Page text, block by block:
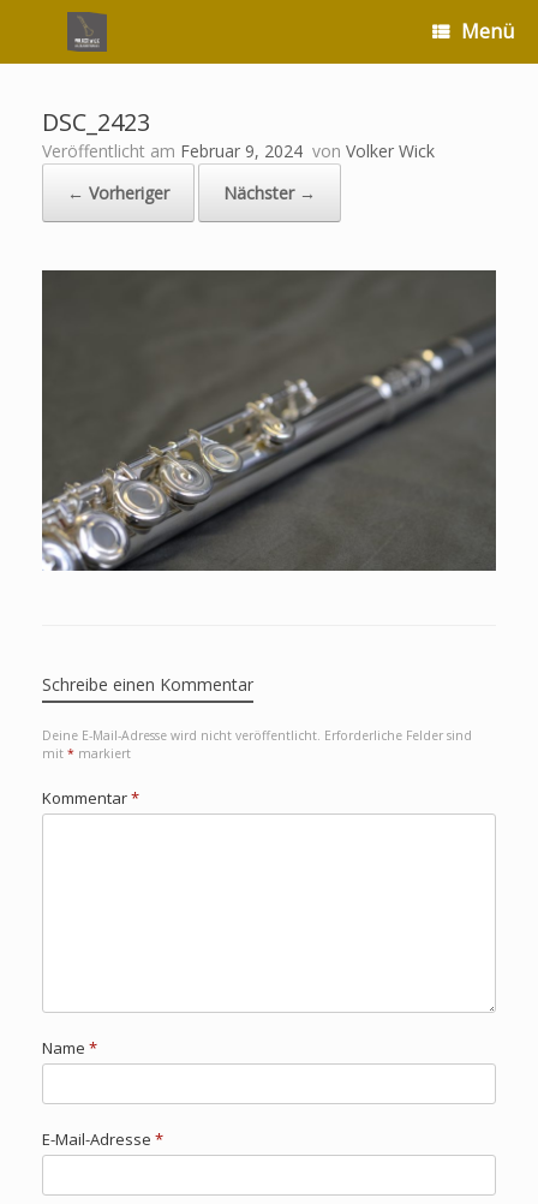
Menü
DSC_2423
Veröffentlicht am Februar 9, 2024 von Volker Wick
← Vorheriger
Nächster →
Schreibe einen Kommentar
Deine E-Mail-Adresse wird nicht veröffentlicht. Erforderliche Felder sind
mit * markiert
Kommentar*
Name *
E-Mail-Adresse *